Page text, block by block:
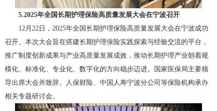
5.2025年全国长期护理保险高质量发展大会在宁波召开
12月22日，2025年全国长期护理保险高质量发展大会在宁波成功
召开。本次大会旨在搭建长期护理保险实践探索与经验交流的平台，
推广制度创新成果与产业高质量发展成效，推动长期护理产业朝着规
模化、标准化、专业化、数字化的方向稳步迈进。国家医保局主要领
导出席大会并致辞。人保财险、中国人寿宁波分公司等保险机构承办
相关专题研讨会。